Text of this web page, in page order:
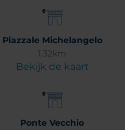
Piazzale Michelangelo
1.32km
Bekijk de kaart
Ponte Vecchio